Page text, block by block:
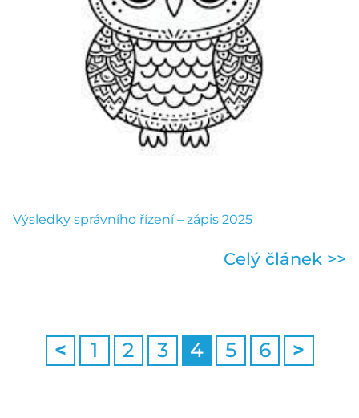
Výsledky správního řízení – zápis 2025
Celý článek >>
< 1 2 3 4 5 6 >